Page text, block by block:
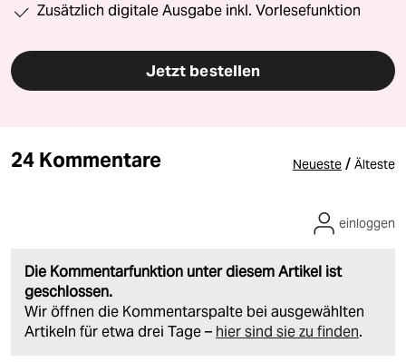
Zusätzlich digitale Ausgabe inkl. Vorlesefunktion
Jetzt bestellen
24 Kommentare Neueste / Älteste
Die Kommentarfunktion unter diesem Artikel ist
geschlossen.
Wir öffnen die Kommentarspalte bei ausgewählten
Artikeln für etwa drei Tage – hier sind sie zu finden.
einloggen